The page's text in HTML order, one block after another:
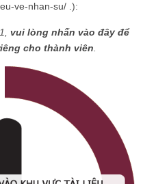
ve-nhan-su/ .):
vui lòng nhấn vào đây để
cho thành viên